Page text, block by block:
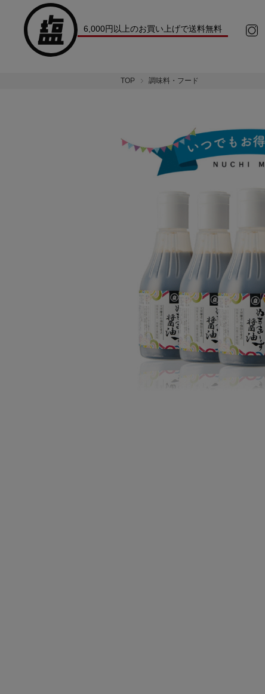
6,000円以上のお買い上げで送料無料
TOP 調味料・フード